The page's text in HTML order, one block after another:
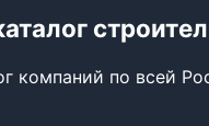
компаний по всей